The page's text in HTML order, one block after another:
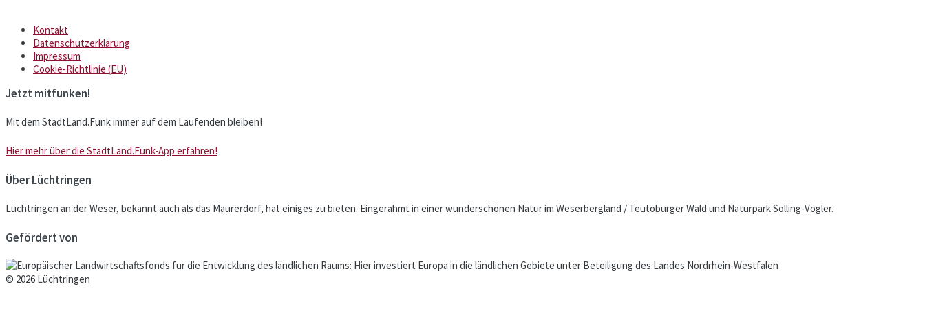
Kontakt
Datenschutzerklärung
Impressum
Cookie-Richtlinie (EU)
Jetzt mitfunken!
Mit dem StadtLand.Funk immer auf dem Laufenden bleiben!
Hier mehr über die StadtLand.Funk-App erfahren!
Über Lüchtringen
Lüchtringen an der Weser, bekannt auch als das Maurerdorf, hat einiges zu bieten. Eingerahmt in einer wunderschönen Natur im Weserbergland / Teutoburger Wald und Naturpark Solling-Vogler.
Gefördert von
© 2026 Lüchtringen